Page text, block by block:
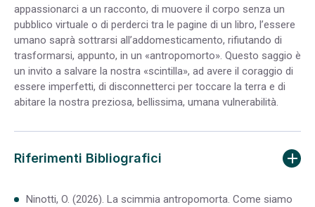
appassionarci a un racconto, di muovere il corpo senza un
pubblico virtuale o di perderci tra le pagine di un libro, l’essere
umano saprà sottrarsi all’addomesticamento, rifiutando di
trasformarsi, appunto, in un «antropomorto». Questo saggio è
un invito a salvare la nostra «scintilla», ad avere il coraggio di
essere imperfetti, di disconnetterci per toccare la terra e di
abitare la nostra preziosa, bellissima, umana vulnerabilità.
Riferimenti Bibliografici
Ninotti, O. (2026). La scimmia antropomorta. Come siamo